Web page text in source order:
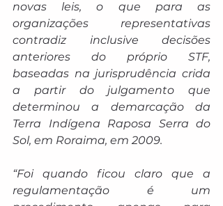
novas leis, o que para as
organizações representativas
contradiz inclusive decisões
anteriores do próprio STF,
baseadas na jurisprudência crida
a partir do julgamento que
determinou a demarcação da
Terra Indígena Raposa Serra do
Sol, em Roraima, em 2009.
“Foi quando ficou claro que a
regulamentação é um